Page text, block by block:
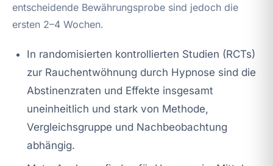
entscheidende Bewährungsprobe sind jedoch die
ersten 2–4 Wochen.
In randomisierten kontrollierten Studien (RCTs)
zur Rauchentwöhnung durch Hypnose sind die
Abstinenzraten und Effekte insgesamt
uneinheitlich und stark von Methode,
Vergleichsgruppe und Nachbeobachtung
abhängig.